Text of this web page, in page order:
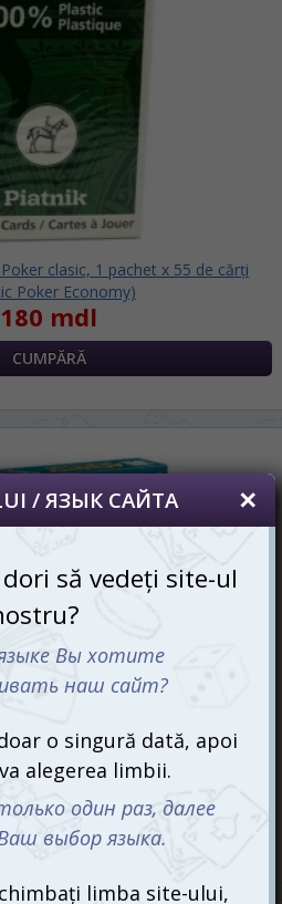
clasic, 1 pachet х 55 de cărți
Poker Economy)
180 mdl
Knock Out (rusa)
830 mdl